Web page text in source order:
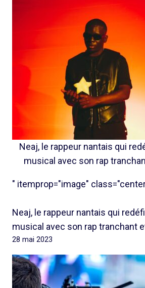
Neaj, le rappeur nantais qui
musical avec son rap
" itemprop="image"
Neaj, le rappeur nantais qui
musical avec son rap tranchant
28 mai 2023